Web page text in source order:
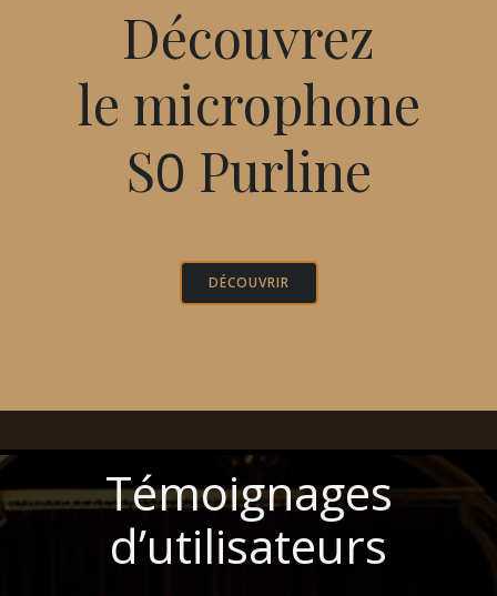
Découvrez
le microphone
S0 Purline
DÉCOUVRIR
Témoignages
d’utilisateurs